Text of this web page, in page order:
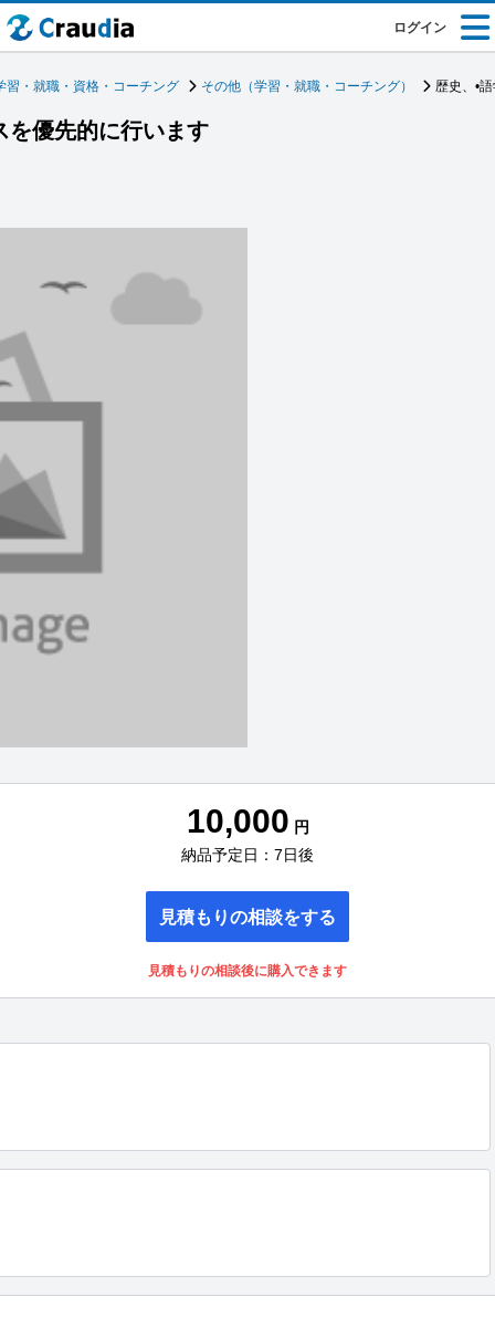
ログイン
習・就職・資格・コーチング その他（学習・就職・コーチング） 歴史、•
を優先的に行います
10,000 円
納品予定日：7日後
見積もりの相談をする
見積もりの相談後に購入できます